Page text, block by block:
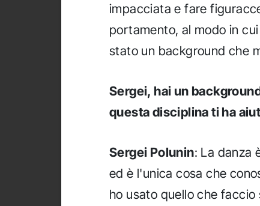
impacciata e fare
portamento, al modo in
stato un background che
Sergei, hai un
questa disciplina ti ha
Sergei Polunin: La danza
ed è l'unica cosa che
ho usato quello che